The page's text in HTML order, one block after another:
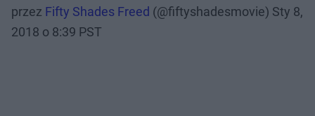
przez Fifty Shades Freed (@fiftyshadesmovie) Sty 8,
2018 o 8:39 PST